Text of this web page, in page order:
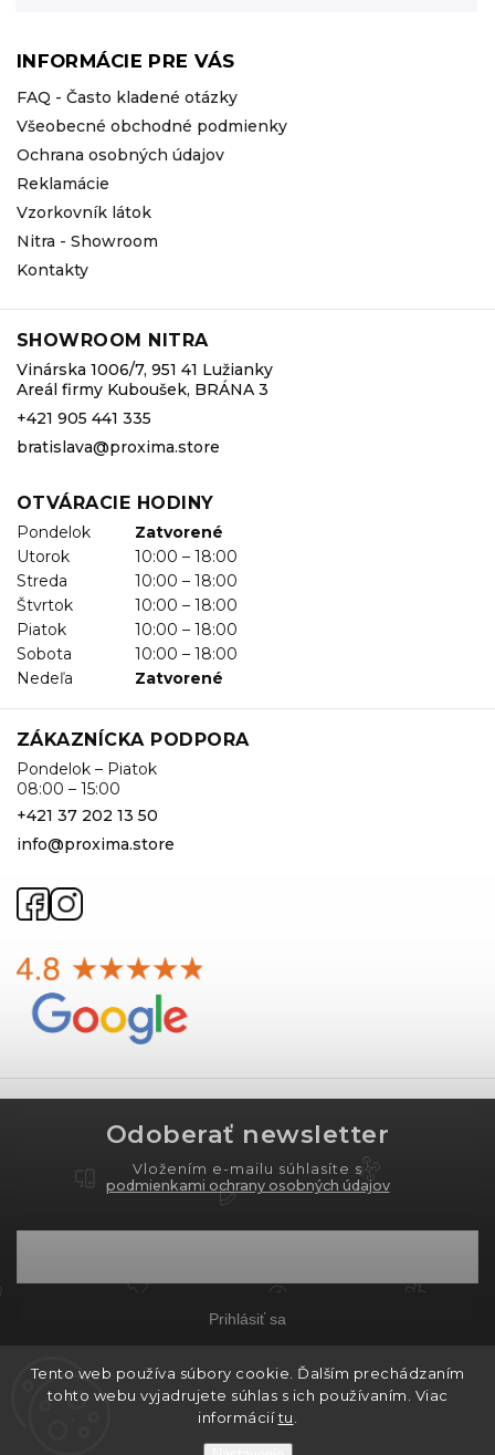
Tento web používa súbory cookie. Ďalším prechádzaním
tohto webu vyjadrujete súhlas s ich používaním. Viac
informáciítu
INFORMÁCIE PRE VÁS
FAQ - Často kladené otázky
Všeobecné obchodné podmienky
Ochrana osobných údajov
Reklamácie
Vzorkovník látok
Nitra - Showroom
Kontakty
SHOWROOM NITRA
Vinárska 1006/7, 951 41 Lužianky
Areál firmy Kuboušek, BRÁNA 3
+421 905 441 335
bratislava@proxima.store
OTVÁRACIE HODINY
Pondelok
Zatvorené
Utorok
10:00 – 18:00
Streda
10:00 – 18:00
Štvrtok
10:00 – 18:00
Piatok
10:00 – 18:00
Sobota
10:00 – 18:00
Nedeľa
Zatvorené
ZÁKAZNÍCKA PODPORA
Pondelok – Piatok
08:00 – 15:00
+421 37 202 13 50
info@proxima.store
Odoberať newsletter
Vložením e-mailu súhlasíte s
podmienkami ochrany osobných údajov
Prihlásiť sa
Copyright 2026PROXIMA.store